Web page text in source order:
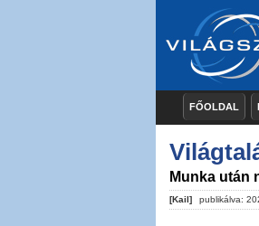
FŐOLDAL
Munka után
[Kail] publikálva: